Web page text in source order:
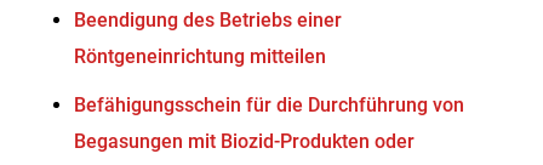
Beendigung des Betriebs einer
Röntgeneinrichtung mitteilen
Befähigungsschein für die Durchführung von
Begasungen mit Biozid-Produkten oder